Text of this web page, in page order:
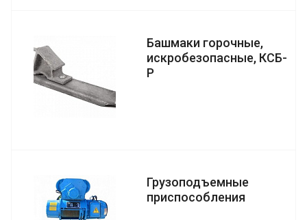
Башмаки горочные,
искробезопасные, КСБ-
Р
Грузоподъемные
приспособления